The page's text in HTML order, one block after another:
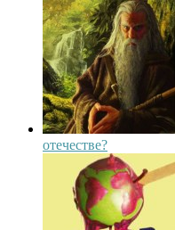
отечестве?